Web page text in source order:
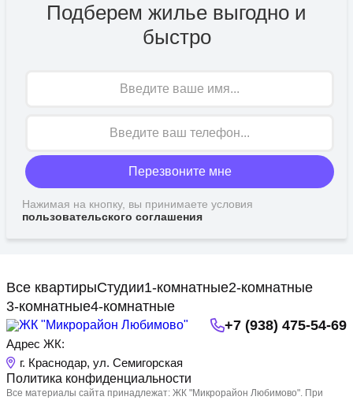
Подберем жилье выгодно и
быстро
Перезвоните мне
Нажимая на кнопку, вы принимаете условия
пользовательского соглашения
Все квартирыСтудии1-комнатные2-комнатные
3-комнатные4-комнатные
Адрес ЖК:
г. Краснодар, ул. Семигорская
+7 (938) 475-54-69
Политика конфиденциальности
Все материалы сайта принадлежат: ЖК "Микрорайон Любимово". При